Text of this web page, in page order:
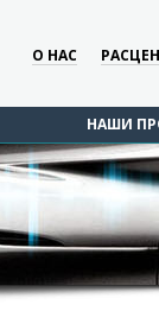
О НАС
НАШИ